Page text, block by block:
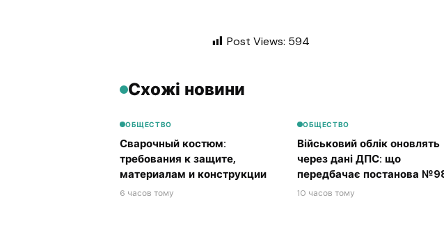
Post Views: 594
Схожі новини
ОБЩЕСТВО
Сварочный костюм:
требования к защите,
материалам и конструкции
6 часов тому
ОБЩЕСТВО
Військовий облік оновлять
через дані ДПС: що
передбачає постанова
10 часов тому